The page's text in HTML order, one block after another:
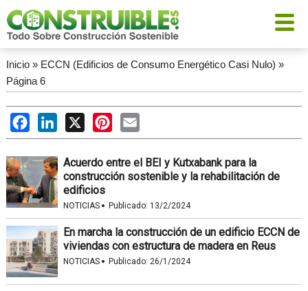
Inicio» ECCN (Edificios de Consumo Energético Casi Nulo) »
Página 6
FacebookLinkedIn
X PinterestEmail
Acuerdo entre el BEI y Kutxabank para la
construcción sostenible y la rehabilitación de
edificios
NOTICIAS · Publicado: 13/2/2024
En marcha la construcción de un edificio ECCN de
viviendas con estructura de madera en Reus
NOTICIAS · Publicado: 26/1/2024